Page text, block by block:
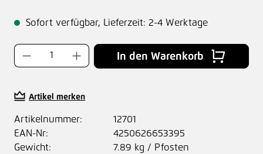
Sofort verfügbar, Lieferzeit: 2-4 Werktage
Produkt Anzahl: Gib den gewünschten
In den Warenkorb
Artikel merken
Artikelnummer:
12701
EAN-Nr:
4250626653395
Gewicht:
7.89 kg / Pfosten